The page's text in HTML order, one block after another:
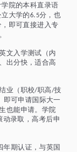
院的本科直录语
大学的6.5分，也
，即可直接进入专
文入学测试（内
出分快，适合高
业（职校/职高/技
即可申请国际大一
也能申请。学院
动录取，高考后申
年期认证，与英国